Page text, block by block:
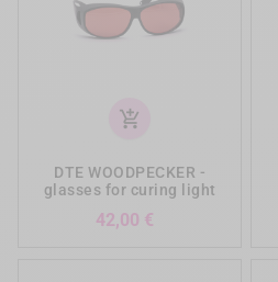
add_shopping_cart
DTE WOODPECKER -
glasses for curing light
42,00 €